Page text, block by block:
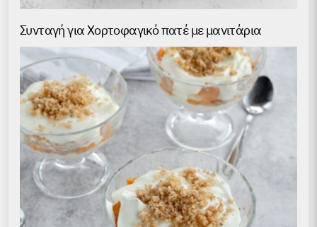
Συνταγή για Хορτοφαγικό πατέ με μανιτάρια